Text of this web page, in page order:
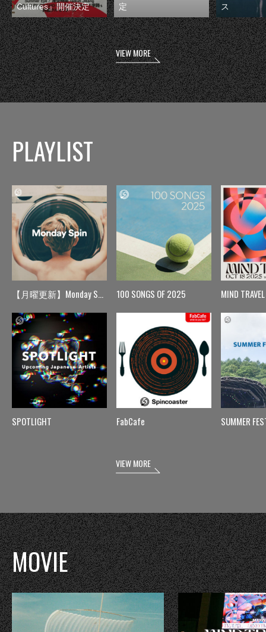
Cultures』開催決定
定
ス
VIEW MORE
PLAYLIST
【月曜更新】Monday Spin
SPOTLIGHT
100 SONGS OF 2025
FabCafe
MIND TRAVEL
SUMMER
VIEW MORE
MOVIE